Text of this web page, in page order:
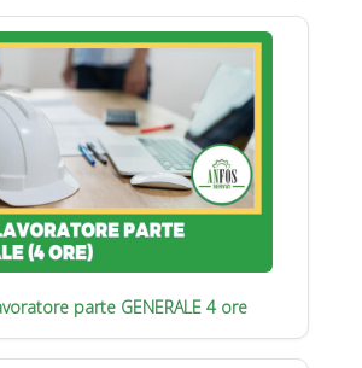
parte GENERALE 4 ore